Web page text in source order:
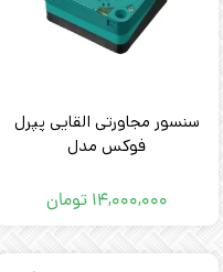
سنسور مجاورتی القایی پپرل
فوکس مدل
FP-A2-P1
۱۴,۰۰۰,۰۰۰ تومان